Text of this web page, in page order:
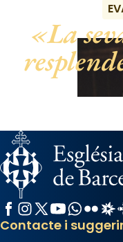
La
Facebook
Instagram
X / Twitter
YouTubeFlickr
Contacte i